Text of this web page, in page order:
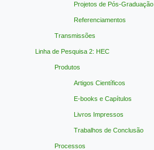
Projetos de Pós-Graduação
Referenciamentos
Transmissões
Linha de Pesquisa 2: HEC
Produtos
Artigos Científicos
E-books e Capítulos
Livros Impressos
Trabalhos de Conclusão
Processos